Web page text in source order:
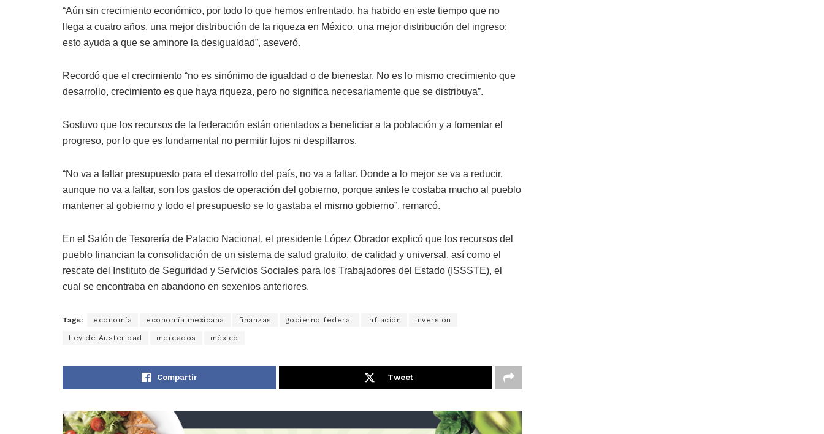
“Aún sin crecimiento económico, por todo lo que hemos enfrentado, ha habido en este tiempo que no
llega a cuatro años, una mejor distribución de la riqueza en México, una mejor distribución del ingreso;
esto ayuda a que se aminore la desigualdad”, aseveró.
Recordó que el crecimiento “no es sinónimo de igualdad o de bienestar. No es lo mismo crecimiento que
desarrollo, crecimiento es que haya riqueza, pero no significa necesariamente que se distribuya”.
Sostuvo que los recursos de la federación están orientados a beneficiar a la población y a fomentar el
progreso, por lo que es fundamental no permitir lujos ni despilfarros.
“No va a faltar presupuesto para el desarrollo del país, no va a faltar. Donde a lo mejor se va a reducir,
aunque no va a faltar, son los gastos de operación del gobierno, porque antes le costaba mucho al pueblo
mantener al gobierno y todo el presupuesto se lo gastaba el mismo gobierno”, remarcó.
En el Salón de Tesorería de Palacio Nacional, el presidente López Obrador explicó que los recursos del
pueblo financian la consolidación de un sistema de salud gratuito, de calidad y universal, así como el
rescate del Instituto de Seguridad y Servicios Sociales para los Trabajadores del Estado (ISSSTE), el
cual se encontraba en abandono en sexenios anteriores.
Tags: economía economía mexicana finanzas gobierno federal inflación inversión
Ley de Austeridad mercados méxico
Compartir Tweet